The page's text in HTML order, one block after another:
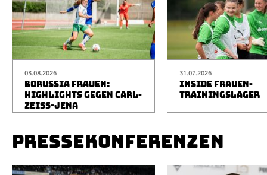
03.08.2026
BORUSSIA FRAUEN:
HIGHLIGHTS GEGEN CARL-
ZEISS-JENA
31.07.2026
INSIDE FRAUEN-
TRAININGSLAGER
PRESSEKONFERENZEN